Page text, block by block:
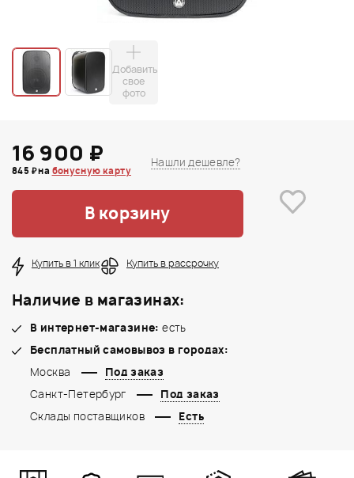
Добавить
свое
фото
16 900 ₽
845 ₽ на бонусную карту
Нашли дешевле?
В корзину
Купить в 1 клик Купить в рассрочку
Наличие в магазинах:
В интернет-магазине: есть
Бесплатный самовывоз в городах:
Москва
Под заказ
Санкт-Петербург
Под заказ
Склады поставщиков
Есть